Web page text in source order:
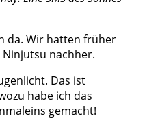
da. Wir hatten früher
nachher.
Das ist
habe ich das
gemacht!